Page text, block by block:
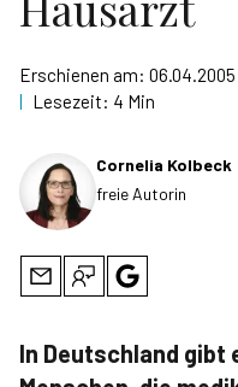
Erschienen am: 06.04.2005
| Lesezeit: 4 Min
Cornelia Kolbeck
freie Autorin
In Deutschland gibt